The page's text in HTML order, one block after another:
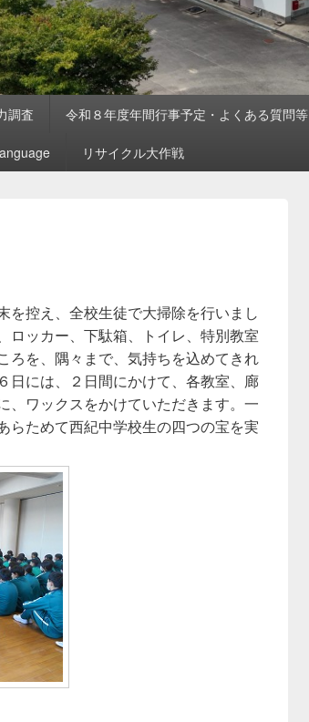
調査 令和８年度年間行事予定・よくある質問等
リサイクル大作戦
を控え、全校生徒で大掃除を行いまし
ロッカー、下駄箱、トイレ、特別教室
ろを、隅々まで、気持ちを込めてきれ
日には、２日間にかけて、各教室、廊
、ワックスをかけていただきます。一
らためて西紀中学校生の四つの宝を実